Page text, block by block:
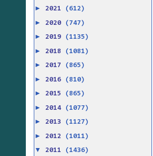
► 2021 (612)
► 2020 (747)
► 2019 (1135)
► 2018 (1081)
► 2017 (865)
► 2016 (810)
► 2015 (865)
► 2014 (1077)
► 2013 (1127)
► 2012 (1011)
▼ 2011 (1436)